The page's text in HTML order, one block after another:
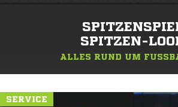
SPITZEN-
ALLES RUND UM
SERVICE